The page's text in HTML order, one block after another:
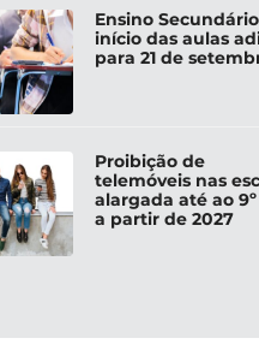
Ensino
início das aulas
para 21 de
Proibição de
telemóveis nas
alargada até ao
a partir de 2027